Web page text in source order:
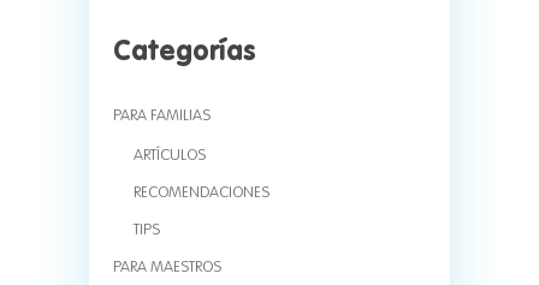
Categorías
PARA FAMILIAS
ARTÍCULOS
RECOMENDACIONES
TIPS
PARA MAESTROS